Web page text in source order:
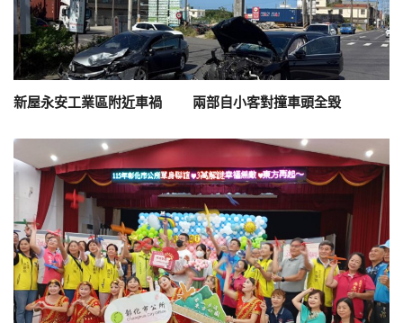
新屋永安工業區附近車禍 兩部自小客對撞車頭全毀